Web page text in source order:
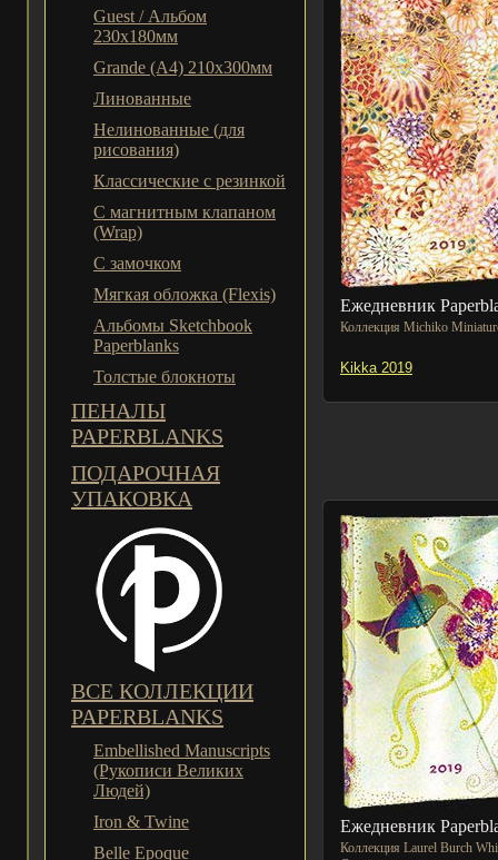
Guest / Альбом
230x180мм
Grande (A4) 210x300мм
Линованные
Нелинованные (для
рисования)
Классические с резинкой
С магнитным клапаном
(Wrap)
С замочком
Мягкая обложка (Flexis)
Альбомы Sketchbook
Paperblanks
Толстые блокноты
ПЕНАЛЫ
PAPERBLANKS
ПОДАРОЧНАЯ
УПАКОВКА
ВСЕ КОЛЛЕКЦИИ
PAPERBLANKS
Embellished Manuscripts
(Рукописи Великих
Людей)
Iron & Twine
Belle Epoque
Ежедневник
Коллекция Michiko
Kikka 2019
Ежедневник
Коллекция Laurel Burch